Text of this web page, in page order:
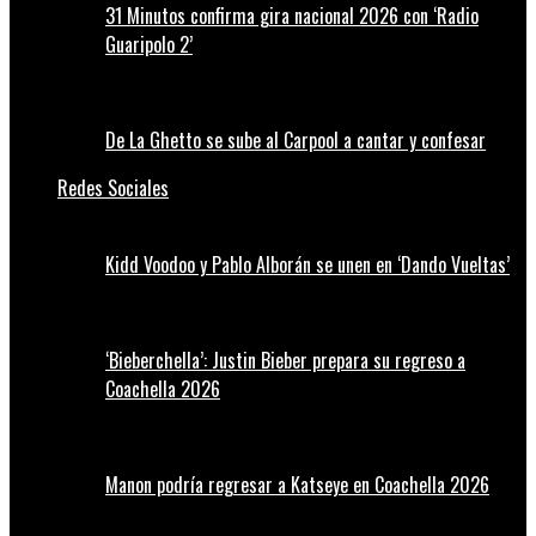
31 Minutos confirma gira nacional 2026 con ‘Radio
Guaripolo 2’
De La Ghetto se sube al Carpool a cantar y confesar
Redes Sociales
Kidd Voodoo y Pablo Alborán se unen en ‘Dando Vueltas’
‘Bieberchella’: Justin Bieber prepara su regreso a
Coachella 2026
Manon podría regresar a Katseye en Coachella 2026